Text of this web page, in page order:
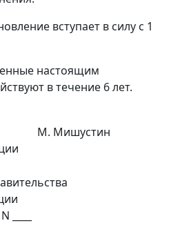
вступает в силу с 1
настоящим
в течение 6 лет.
М. Мишустин
____